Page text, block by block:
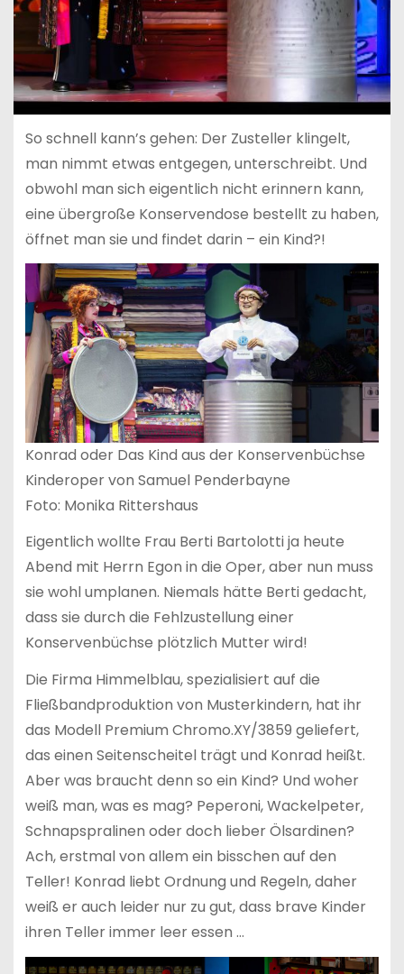
So schnell kann’s gehen: Der Zusteller klingelt,
man nimmt etwas entgegen, unterschreibt. Und
obwohl man sich eigentlich nicht erinnern kann,
eine übergroße Konservendose bestellt zu haben,
öffnet man sie und findet darin – ein Kind?!
Konrad oder Das Kind aus der Konservenbüchse
Kinderoper von Samuel Penderbayne
Foto: Monika Rittershaus
Eigentlich wollte Frau Berti Bartolotti ja heute
Abend mit Herrn Egon in die Oper, aber nun muss
sie wohl umplanen. Niemals hätte Berti gedacht,
dass sie durch die Fehlzustellung einer
Konservenbüchse plötzlich Mutter wird!
Die Firma Himmelblau, spezialisiert auf die
Fließbandproduktion von Musterkindern, hat ihr
das Modell Premium Chromo.XY/3859 geliefert,
das einen Seitenscheitel trägt und Konrad heißt.
Aber was braucht denn so ein Kind? Und woher
weiß man, was es mag? Peperoni, Wackelpeter,
Schnapspralinen oder doch lieber Ölsardinen?
Ach, erstmal von allem ein bisschen auf den
Teller! Konrad liebt Ordnung und Regeln, daher
weiß er auch leider nur zu gut, dass brave Kinder
ihren Teller immer leer essen …